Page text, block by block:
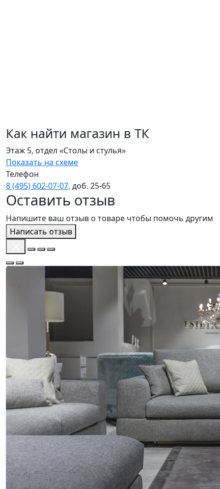
Как найти магазин в ТК
Этаж 5, отдел «Столы и стулья»
Показать на схеме
Телефон
8 (495) 602‑07‑07, доб. 25‑65
Оставить отзыв
Напишите ваш отзыв о товаре чтобы помочь другим
Написать отзыв